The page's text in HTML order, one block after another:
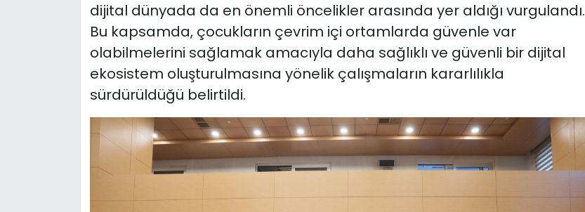
dijital dünyada da en önemli öncelikler arasında yer aldığı vurgulandı.
Bu kapsamda, çocukların çevrim içi ortamlarda güvenle var
olabilmelerini sağlamak amacıyla daha sağlıklı ve güvenli bir dijital
ekosistem oluşturulmasına yönelik çalışmaların kararlılıkla
sürdürüldüğü belirtildi.